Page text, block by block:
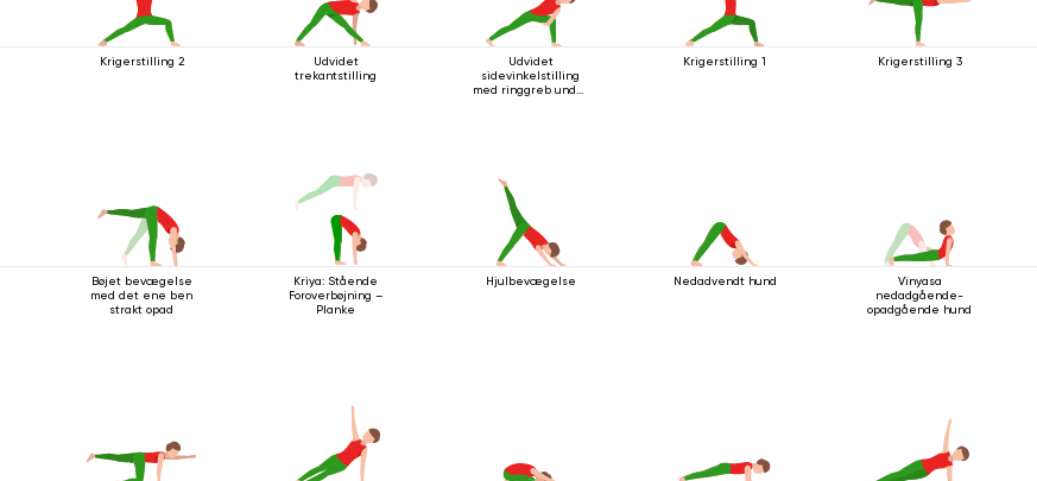
Krigerstilling 2
Udvidet
trekantstilling
Udvidet
sidevinkelstilling
med ringgreb under
Krigerstilling 1 Krigerstilling 3
Bøjet bevægelse
med det ene ben
strakt opad
Kriya: Stående
Foroverbøjning –
Planke
Hjulbevægelse Nedadvendt hund
Vinyasa
nedadgående-
opadgående hund